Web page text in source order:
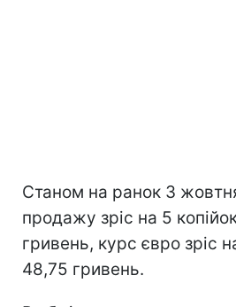
Станом на ранок 3
продажу зріс на 5
гривень, курс євро зріс
48,75 гривень.